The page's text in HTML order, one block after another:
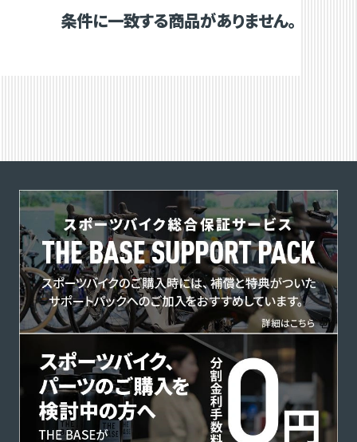
条件に一致する商品がありません。